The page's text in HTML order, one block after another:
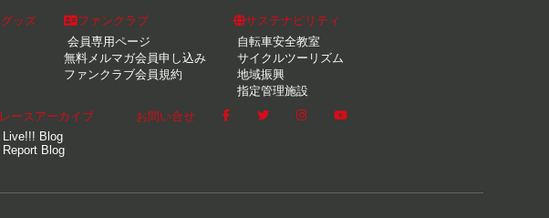
グッズ
ファンクラブ
会員専用ページ
無料メルマガ会員申し込み
ファンクラブ会員規約
サステナビリティ
自転車安全教室
サイクルツーリズム
地域振興
指定管理施設
レースアーカイブ
Live!!! Blog
Report Blog
お問い合せ